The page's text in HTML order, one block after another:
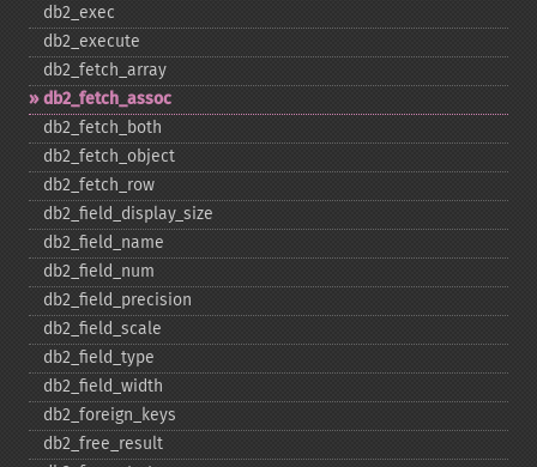
db2_​exec
db2_​execute
db2_​fetch_​array
db2_​fetch_​assoc
db2_​fetch_​both
db2_​fetch_​object
db2_​fetch_​row
db2_​field_​display_​size
db2_​field_​name
db2_​field_​num
db2_​field_​precision
db2_​field_​scale
db2_​field_​type
db2_​field_​width
db2_​foreign_​keys
db2_​free_​result